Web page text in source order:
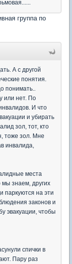
группа по
А с другой
понятия.
понимать..
или нет. По
И что
и убирать
зол, тот, кто
тоже зол. Мне
инвалида,
места
мы знаем, других
паркуются на эти
законов и
эвакуации, чтобы
спички в
Пару раз